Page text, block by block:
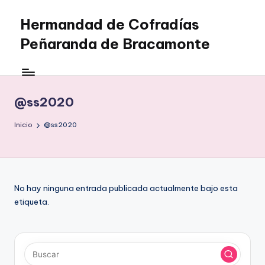
Saltar
contenido
Hermandad de Cofradías
Peñaranda de Bracamonte
@ss2020
Inicio @ss2020
No hay ninguna entrada publicada actualmente bajo esta
etiqueta.